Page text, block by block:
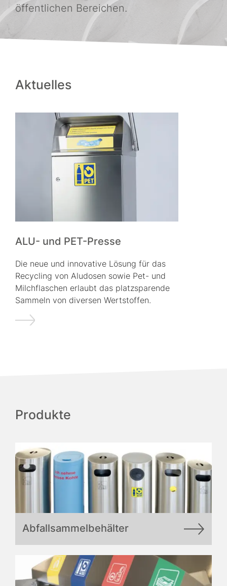
öffentlichen Bereichen.
Aktuelles
ALU- und PET-Presse
Die neue und innovative Lösung für das
Recycling von Aludosen sowie Pet- und
Milchflaschen erlaubt das platzsparende
Sammeln von diversen Wertstoffen.
Produkte
Abfallsammelbehälter